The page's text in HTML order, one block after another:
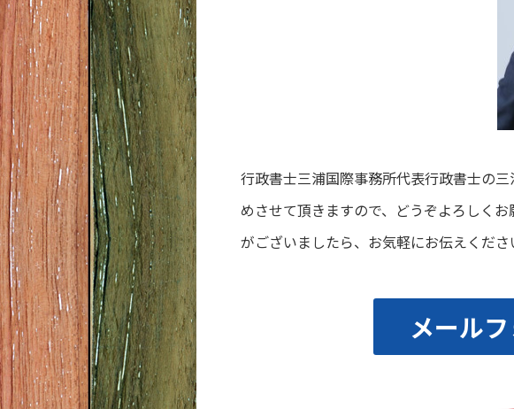
行政書士三浦国際事務所代表行政書士の
めさせて頂きますので、どうぞよろしく
がございましたら、お気軽にお伝えくださ
メール